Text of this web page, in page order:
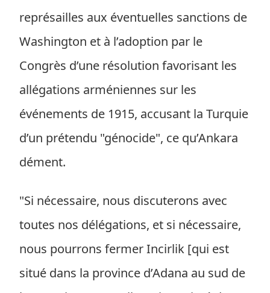
représailles aux éventuelles sanctions de
Washington et à l’adoption par le
Congrès d’une résolution favorisant les
allégations arméniennes sur les
événements de 1915, accusant la Turquie
d’un prétendu "génocide", ce qu’Ankara
dément.
"Si nécessaire, nous discuterons avec
toutes nos délégations, et si nécessaire,
nous pourrons fermer Incirlik [qui est
situé dans la province d’Adana au sud de